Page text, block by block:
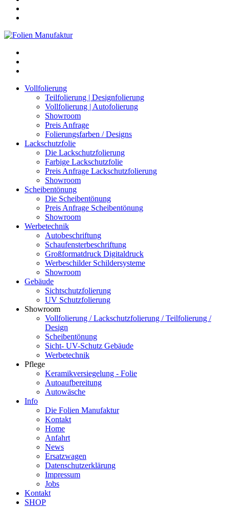
Vollfolierung
Teilfolierung | Designfolierung
Vollfolierung | Autofolierung
Showroom
Preis Anfrage
Folierungsfarben / Designs
Lackschutzfolie
Die Lackschutzfolierung
Farbige Lackschutzfolie
Preis Anfrage Lackschutzfolierung
Showroom
Scheibentönung
Die Scheibentönung
Preis Anfrage Scheibentönung
Showroom
Werbetechnik
Autobeschriftung
Schaufensterbeschriftung
Großformatdruck Digitaldruck
Werbeschilder Schildersysteme
Showroom
Gebäude
Sichtschutzfolierung
UV Schutzfolierung
Showroom
Vollfolierung / Lackschutzfolierung / Teilfolierung /
Design
Scheibentönung
Sicht- UV-Schutz Gebäude
Werbetechnik
Pflege
Keramikversiegelung - Folie
Autoaufbereitung
Autowäsche
Info
Die Folien Manufaktur
Kontakt
Home
Anfahrt
News
Ersatzwagen
Datenschutzerklärung
Impressum
Jobs
Kontakt
SHOP